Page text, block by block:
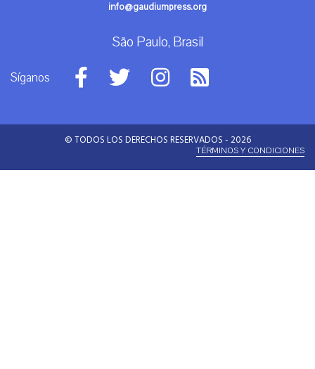
info@gaudiumpress.org
São Paulo, Brasil
Síganos
© TODOS LOS DERECHOS RESERVADOS - 2026
TÉRMINOS Y CONDICIONES